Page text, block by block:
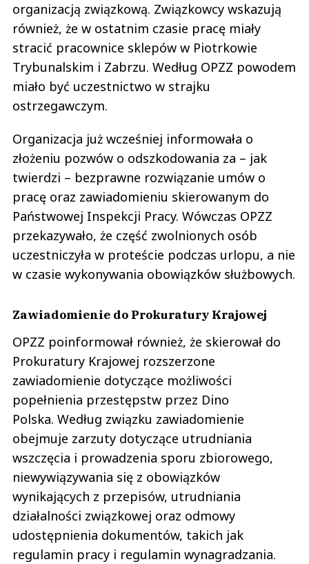
organizacją związkową. Związkowcy wskazują
również, że w ostatnim czasie pracę miały
stracić pracownice sklepów w Piotrkowie
Trybunalskim i Zabrzu. Według OPZZ powodem
miało być uczestnictwo w strajku
ostrzegawczym.
Organizacja już wcześniej informowała o
złożeniu pozwów o odszkodowania za – jak
twierdzi – bezprawne rozwiązanie umów o
pracę oraz zawiadomieniu skierowanym do
Państwowej Inspekcji Pracy. Wówczas OPZZ
przekazywało, że część zwolnionych osób
uczestniczyła w proteście podczas urlopu, a nie
w czasie wykonywania obowiązków służbowych.
Zawiadomienie do Prokuratury Krajowej
OPZZ poinformował również, że skierował do
Prokuratury Krajowej rozszerzone
zawiadomienie dotyczące możliwości
popełnienia przestępstw przez Dino
Polska. Według związku zawiadomienie
obejmuje zarzuty dotyczące utrudniania
wszczęcia i prowadzenia sporu zbiorowego,
niewywiązywania się z obowiązków
wynikających z przepisów, utrudniania
działalności związkowej oraz odmowy
udostępnienia dokumentów, takich jak
regulamin pracy i regulamin wynagradzania.